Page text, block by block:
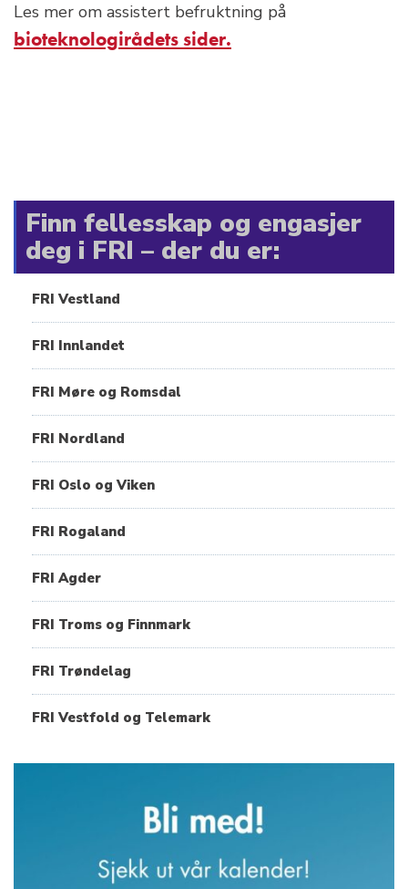
Les mer om assistert befruktning på
bioteknologirådets sider.
Finn fellesskap og engasjer
deg i FRI – der du er:
FRI Vestland
FRI Innlandet
FRI Møre og Romsdal
FRI Nordland
FRI Oslo og Viken
FRI Rogaland
FRI Agder
FRI Troms og Finnmark
FRI Trøndelag
FRI Vestfold og Telemark